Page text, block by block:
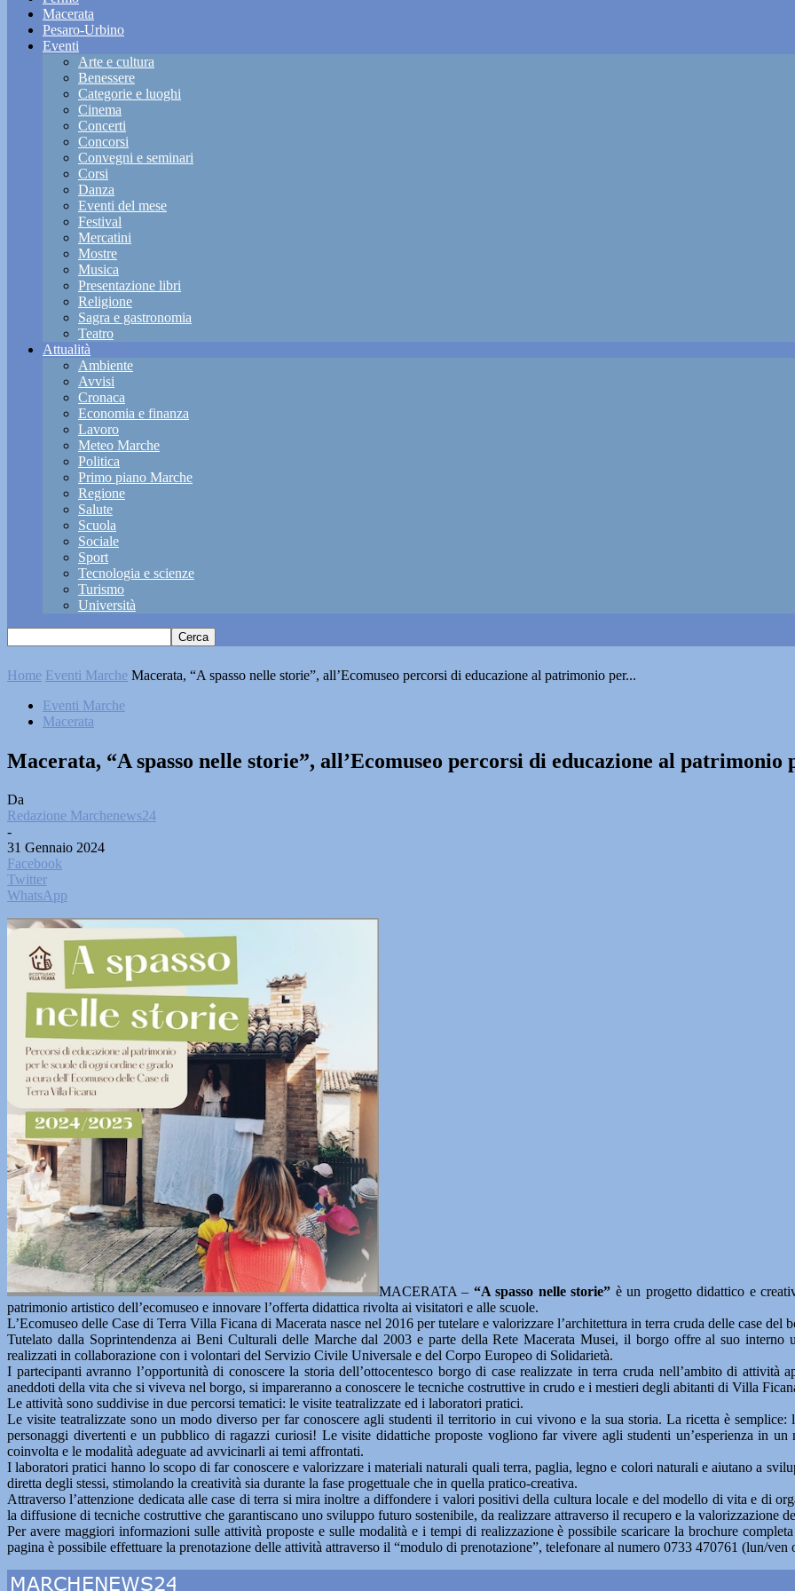
Macerata
Pesaro-Urbino
Eventi
Arte e cultura
Benessere
Categorie e luoghi
Cinema
Concerti
Concorsi
Convegni e seminari
Corsi
Danza
Eventi del mese
Festival
Mercatini
Mostre
Musica
Presentazione libri
Religione
Sagra e gastronomia
Teatro
Attualità
Ambiente
Avvisi
Cronaca
Economia e finanza
Lavoro
Meteo Marche
Politica
Primo piano Marche
Regione
Salute
Scuola
Sociale
Sport
Tecnologia e scienze
Turismo
Università
Home Eventi Marche Macerata, “A spasso nelle storie”, all’Ecomuseo percorsi di educazione al patrimonio per...
Eventi Marche
Macerata
Macerata, “A spasso nelle storie”, all’Ecomuseo percorsi di educazione al patrimonio
Da
Redazione Marchenews24
-
31 Gennaio 2024
Facebook
Twitter
WhatsApp
MACERATA – “A spasso nelle storie” è un progetto didattico e
patrimonio artistico dell’ecomuseo e innovare l’offerta didattica rivolta ai visitatori e alle scuole.
L’Ecomuseo delle Case di Terra Villa Ficana di Macerata nasce nel 2016 per tutelare e valorizzare l’architettura in terra cruda delle case del
Tutelato dalla Soprintendenza ai Beni Culturali delle Marche dal 2003 e parte della Rete Macerata Musei, il borgo offre al suo
realizzati in collaborazione con i volontari del Servizio Civile Universale e del Corpo Europeo di Solidarietà.
I partecipanti avranno l’opportunità di conoscere la storia dell’ottocentesco borgo di case realizzate in terra cruda nell’ambito di attività
aneddoti della vita che si viveva nel borgo, si impareranno a conoscere le tecniche costruttive in crudo e i mestieri degli abitanti di Villa
Le attività sono suddivise in due percorsi tematici: le visite teatralizzate ed i laboratori pratici.
Le visite teatralizzate sono un modo diverso per far conoscere agli studenti il territorio in cui vivono e la sua storia. La ricetta è
personaggi divertenti e un pubblico di ragazzi curiosi! Le visite didattiche proposte vogliono far vivere agli studenti un’esperienza in
coinvolta e le modalità adeguate ad avvicinarli ai temi affrontati.
I laboratori pratici hanno lo scopo di far conoscere e valorizzare i materiali naturali quali terra, paglia, legno e colori naturali e aiutano a
diretta degli stessi, stimolando la creatività sia durante la fase progettuale che in quella pratico-creativa.
Attraverso l’attenzione dedicata alle case di terra si mira inoltre a diffondere i valori positivi della cultura locale e del modello di vita e di
la diffusione di tecniche costruttive che garantiscano uno sviluppo futuro sostenibile, da realizzare attraverso il recupero e la valorizzazione
Per avere maggiori informazioni sulle attività proposte e sulle modalità e i tempi di realizzazione è possibile scaricare la brochure
pagina è possibile effettuare la prenotazione delle attività attraverso il “modulo di prenotazione”, telefonare al numero 0733 470761 (lun/